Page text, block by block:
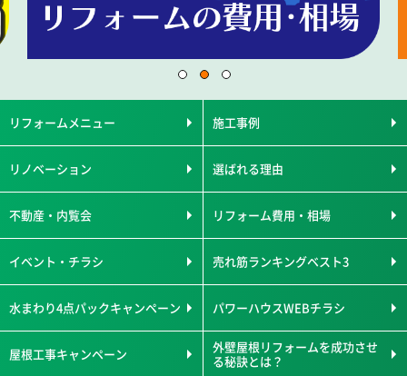
リフォームメニュー 施工事例
リノベーション 選ばれる理由
不動産・内覧会 リフォーム費用・相場
イベント・チラシ 売れ筋ランキングベスト3
水まわり4点パックキャンペーン パワーハウスWEBチラシ
屋根工事キャンペーン
外壁屋根リフォームを成功させ
る秘訣とは？